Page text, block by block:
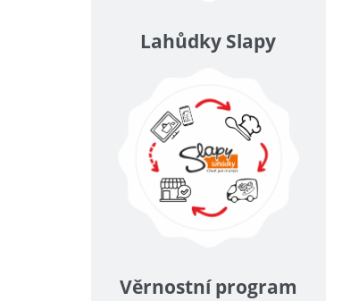
Lahůdky Slapy
Věrnostní program